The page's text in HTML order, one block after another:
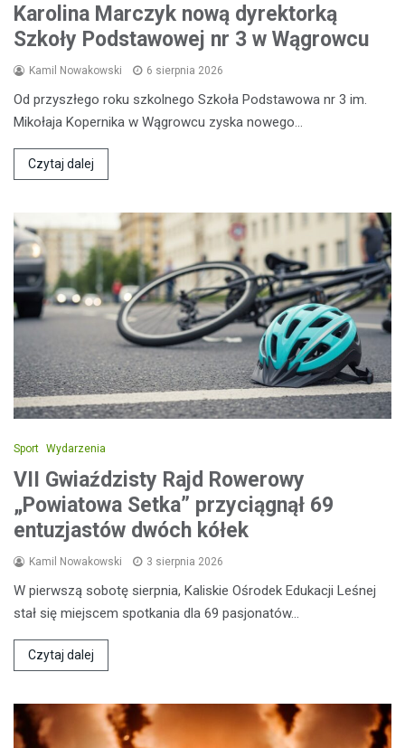
Karolina Marczyk nową dyrektorką
Szkoły Podstawowej nr 3 w Wągrowcu
Kamil Nowakowski 6 sierpnia 2026
Od przyszłego roku szkolnego Szkoła Podstawowa nr 3 im.
Mikołaja Kopernika w Wągrowcu zyska nowego…
Czytaj dalej
Sport Wydarzenia
VII Gwiaździsty Rajd Rowerowy
„Powiatowa Setka” przyciągnął 69
entuzjastów dwóch kółek
Kamil Nowakowski 3 sierpnia 2026
W pierwszą sobotę sierpnia, Kaliskie Ośrodek Edukacji Leśnej
stał się miejscem spotkania dla 69 pasjonatów…
Czytaj dalej